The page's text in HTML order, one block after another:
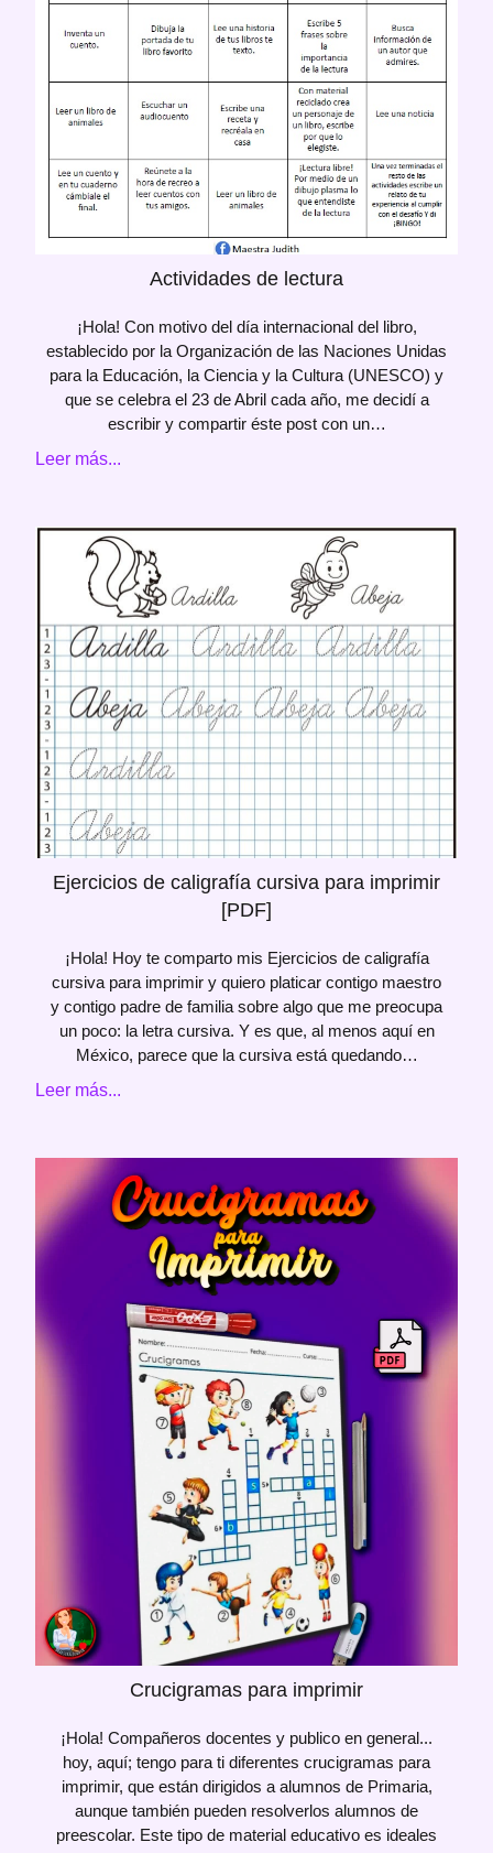
Actividades de lectura
¡Hola! Con motivo del día internacional del libro,
establecido por la Organización de las Naciones Unidas
para la Educación, la Ciencia y la Cultura (UNESCO) y
que se celebra el 23 de Abril cada año, me decidí a
escribir y compartir éste post con un…
Leer más...
Ejercicios de caligrafía cursiva para imprimir
[PDF]
¡Hola! Hoy te comparto mis Ejercicios de caligrafía
cursiva para imprimir y quiero platicar contigo maestro
y contigo padre de familia sobre algo que me preocupa
un poco: la letra cursiva. Y es que, al menos aquí en
México, parece que la cursiva está quedando…
Leer más...
Crucigramas para imprimir
¡Hola! Compañeros docentes y publico en general...
hoy, aquí; tengo para ti diferentes crucigramas para
imprimir, que están dirigidos a alumnos de Primaria,
aunque también pueden resolverlos alumnos de
preescolar. Este tipo de material educativo es ideales